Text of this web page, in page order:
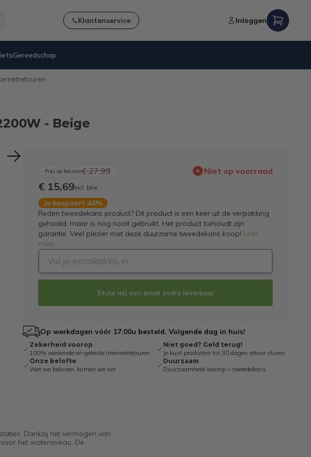
Klantenservice Inloggen
Gereedschap
- Beige
Prijs op bol.com€ 27,99 Niet op voorraad
€ 15,69Incl. btw
Je bespaart 44%
Reden tweedekans product? Dit product is een keer uit de verpakking
gehaald, maar is nog nooit gebruikt. Het product behoudt zijn
garantie. Veel plezier met deze duurzame tweedekans koop! Lees
meer...
Stuur mij een email zodra leverbaar
Op werkdagen vóór 17:00u besteld. Volgende dag in huis!
Zekerheid voorop
100% werkende en geteste internetretouren
Niet goed? Geld terug!
Je kunt producten tot 30 dagen retour sturen
Onze belofte
Wat we beloven, komen we na!
Duurzaam
Duurzaamheid voorop = tweedekans
Dankzij het vermogen van
het waterniveau. De